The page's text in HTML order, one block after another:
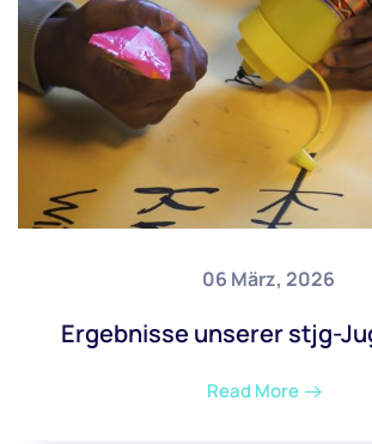
06 März, 2026
Ergebnisse unserer stjg-
Read More